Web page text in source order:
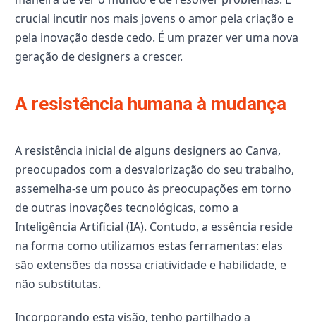
crucial incutir nos mais jovens o amor pela criação e
pela inovação desde cedo. É um prazer ver uma nova
geração de designers a crescer.
A resistência humana à mudança
A resistência inicial de alguns designers ao Canva,
preocupados com a desvalorização do seu trabalho,
assemelha-se um pouco às preocupações em torno
de outras inovações tecnológicas, como a
Inteligência Artificial (IA). Contudo, a essência reside
na forma como utilizamos estas ferramentas: elas
são extensões da nossa criatividade e habilidade, e
não substitutas.
Incorporando esta visão, tenho partilhado a